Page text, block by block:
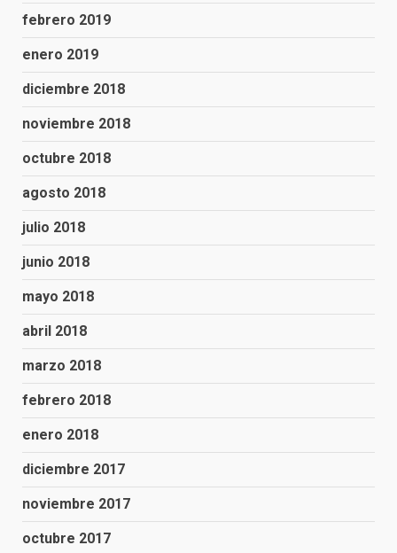
febrero 2019
enero 2019
diciembre 2018
noviembre 2018
octubre 2018
agosto 2018
julio 2018
junio 2018
mayo 2018
abril 2018
marzo 2018
febrero 2018
enero 2018
diciembre 2017
noviembre 2017
octubre 2017